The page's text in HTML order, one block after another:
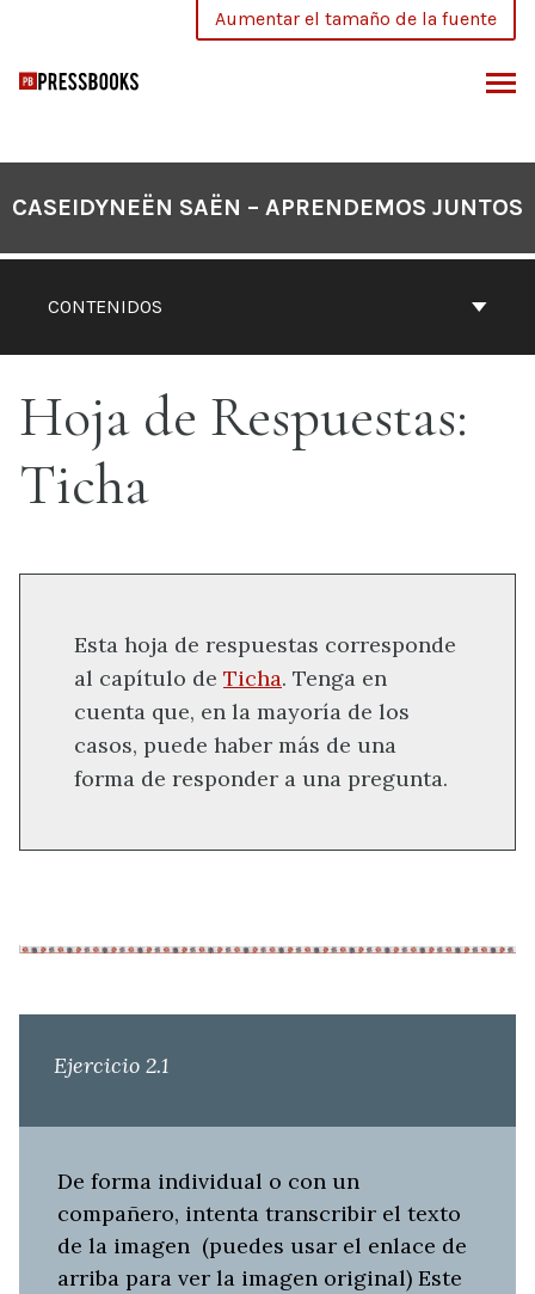
contenido
Aumentar el tamaño de la fuente
CONTENIDOS
CASEIDYNEËN SAËN – APRENDEMOS JUNTOS
Hoja de Respuestas:
Ticha
Esta hoja de respuestas corresponde
al capítulo de Ticha. Tenga en
cuenta que, en la mayoría de los
casos, puede haber más de una
forma de responder a una pregunta.
Ejercicio 2.1
De forma individual o con un
compañero, intenta transcribir el texto
de la imagen (puedes usar el enlace de
arriba para ver la imagen original) Este